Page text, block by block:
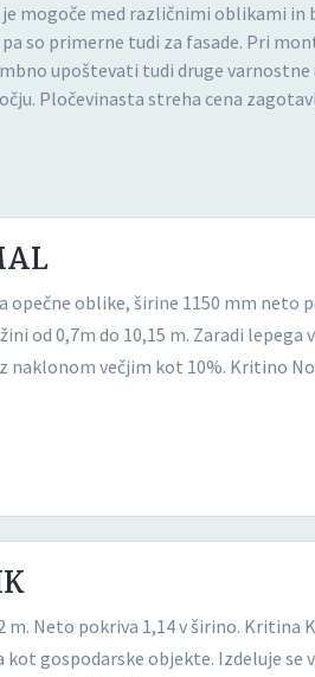
mogoče med različnimi oblikami
so primerne tudi za fasade. Pri
upoštevati tudi druge
Pločevinasta streha cena
oblike, širine 1150 mm neto
od 0,7m do 10,15 m. Zaradi lepega
naklonom večjim kot 10%. Kritino
Neto pokriva 1,14 v širino. Kritina
gospodarske objekte. Izdeluje se